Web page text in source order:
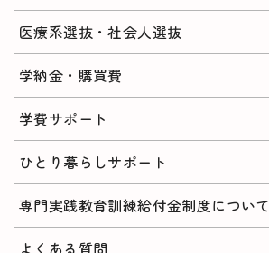
医療系選抜・社会人選抜
学納金・購買費
学費サポート
ひとり暮らしサポート
専門実践教育訓練給付金制度について
よくある質問